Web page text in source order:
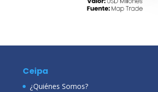
Ceipa
¿Quiénes Somos?